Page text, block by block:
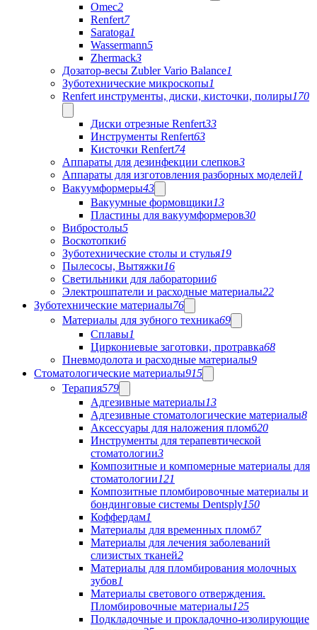
Omec2
Renfert7
Saratoga1
Wassermann5
Zhermack3
Дозатор-весы Zubler Vario Balance1
Зуботехнические микроскопы1
Renfert инструменты, диски, кисточки, полиры170
Диски отрезные Renfert33
Инструменты Renfert63
Кисточки Renfert74
Аппараты для дезинфекции слепков3
Аппараты для изготовления разборных моделей1
Вакуумформеры43
Вакуумные формовщики13
Пластины для вакуумформеров30
Вибростолы5
Воскотопки6
Зуботехнические столы и стулья19
Пылесосы, Вытяжки16
Светильники для лаборатории6
Электрошпатели и расходные материалы22
Зуботехнические материалы76
Материалы для зубного техника69
Сплавы1
Циркониевые заготовки, протравка68
Пневмодолота и расходные материалы9
Стоматологические материалы915
Терапия579
Адгезивные материалы13
Адгезивные стоматологические материалы8
Аксессуары для наложения пломб20
Инструменты для терапевтической
стоматологии3
Композитные и компомерные материалы для
стоматологии121
Композитные пломбировочные материалы и
бондинговые системы Dentsply150
Коффердам1
Материалы для временных пломб7
Материалы для лечения заболеваний
слизистых тканей2
Материалы для пломбирования молочных
зубов1
Материалы светового отверждения.
Пломбировочные материалы125
Подкладочные и прокладочно-изолирующие